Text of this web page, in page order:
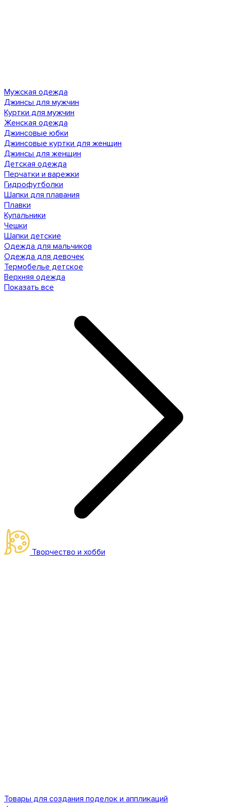
Мужская одежда
Джинсы для мужчин
Куртки для мужчин
Женская одежда
Джинсовые юбки
Джинсовые куртки для женщин
Джинсы для женщин
Детская одежда
Перчатки и варежки
Гидрофутболки
Шапки для плавания
Плавки
Купальники
Чешки
Шапки детские
Одежда для мальчиков
Одежда для девочек
Термобелье детское
Верхняя одежда
Показать все
Творчество и хобби
Товары для создания поделок и аппликаций